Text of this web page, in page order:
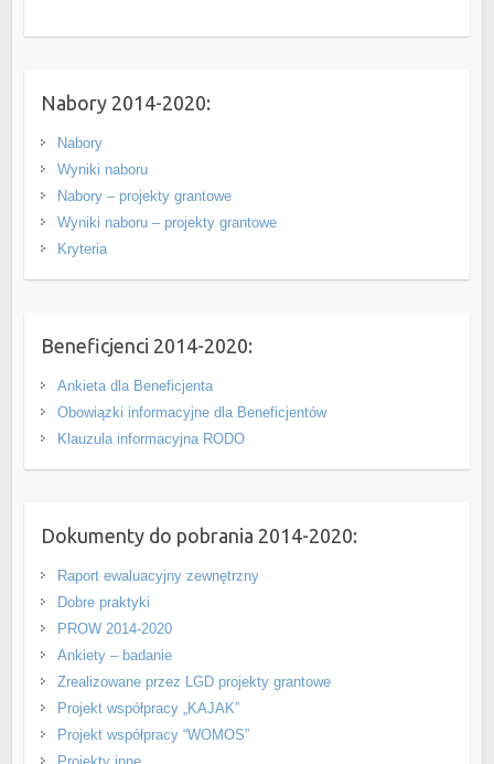
Nabory 2014-2020:
Nabory
Wyniki naboru
Nabory – projekty grantowe
Wyniki naboru – projekty grantowe
Kryteria
Beneficjenci 2014-2020:
Ankieta dla Beneficjenta
Obowiązki informacyjne dla Beneficjentów
Klauzula informacyjna RODO
Dokumenty do pobrania 2014-2020:
Raport ewaluacyjny zewnętrzny
Dobre praktyki
PROW 2014-2020
Ankiety – badanie
Zrealizowane przez LGD projekty grantowe
Projekt współpracy „KAJAK”
Projekt współpracy “WOMOS”